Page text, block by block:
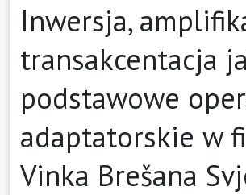
Inwersja,
transakcentacja
podstawowe
adaptatorskie w
Vinka Brešana